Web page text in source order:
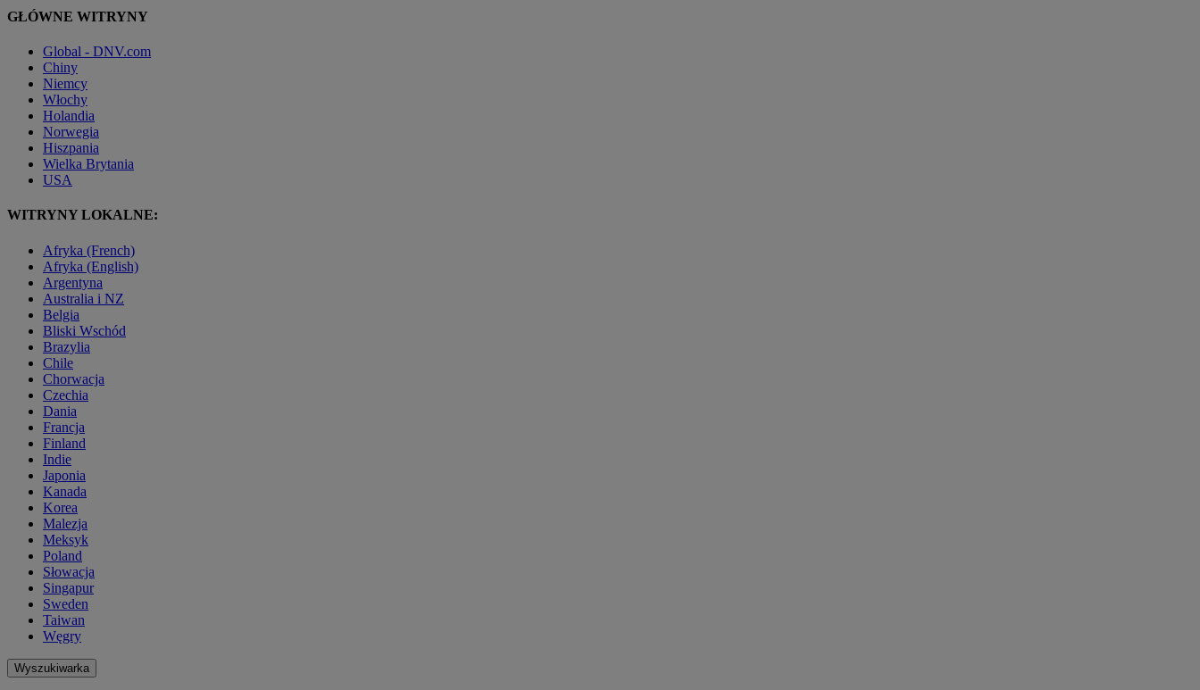
GŁÓWNE WITRYNY
Global - DNV.com
Chiny
Niemcy
Włochy
Holandia
Norwegia
Hiszpania
Wielka Brytania
USA
WITRYNY LOKALNE:
Afryka (French)
Afryka (English)
Argentyna
Australia i NZ
Belgia
Bliski Wschód
Brazylia
Chile
Chorwacja
Czechia
Dania
Francja
Finland
Indie
Japonia
Kanada
Korea
Malezja
Meksyk
Poland
Słowacja
Singapur
Sweden
Taiwan
Węgry
Wyszukiwarka